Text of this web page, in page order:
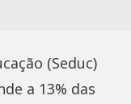
(Seduc)
a 13% das